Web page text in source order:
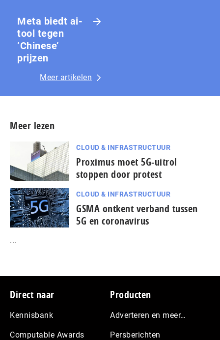
Meta biedt ai-
tool tegen
‘Chinese’
prijzen
Meer artikelen
Meer lezen
CLOUD & INFRASTRUCTUUR
Proximus moet 5G-uitrol
stoppen door protest
CLOUD & INFRASTRUCTUUR
GSMA ontkent verband tussen
5G en coronavirus
...
Footer
Direct naar
Kennisbank
Computable Awards
Producten
Adverteren en meer…
Persberichten